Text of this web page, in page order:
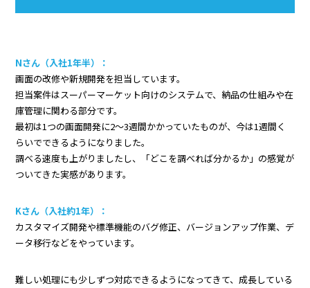
Nさん（入社1年半）：
画面の改修や新規開発を担当しています。
担当案件はスーパーマーケット向けのシステムで、納品の仕組みや在
庫管理に関わる部分です。
最初は1つの画面開発に2〜3週間かかっていたものが、今は1週間く
らいでできるようになりました。
調べる速度も上がりましたし、「どこを調べれば分かるか」の感覚が
ついてきた実感があります。
Kさん（入社約1年）：
カスタマイズ開発や標準機能のバグ修正、バージョンアップ作業、デ
ータ移行などをやっています。
難しい処理にも少しずつ対応できるようになってきて、成長している